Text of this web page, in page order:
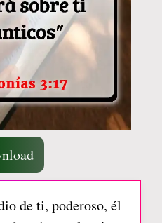
de ti, poderoso, él